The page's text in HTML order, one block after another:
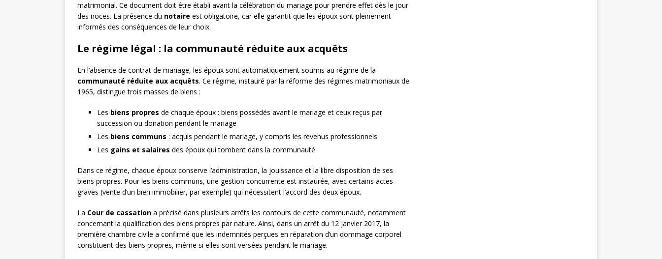
matrimonial. Ce document doit être établi avant la célébration du mariage pour prendre effet dès le jour
des noces. La présence du notaire est obligatoire, car elle garantit que les époux sont pleinement
informés des conséquences de leur choix.
Le régime légal : la communauté réduite aux acquêts
En l’absence de contrat de mariage, les époux sont automatiquement soumis au régime de la
communauté réduite aux acquêts. Ce régime, instauré par la réforme des régimes matrimoniaux de
1965, distingue trois masses de biens :
Les biens propres de chaque époux : biens possédés avant le mariage et ceux reçus par
succession ou donation pendant le mariage
Les biens communs : acquis pendant le mariage, y compris les revenus professionnels
Les gains et salaires des époux qui tombent dans la communauté
Dans ce régime, chaque époux conserve l’administration, la jouissance et la libre disposition de ses
biens propres. Pour les biens communs, une gestion concurrente est instaurée, avec certains actes
graves (vente d’un bien immobilier, par exemple) qui nécessitent l’accord des deux époux.
La Cour de cassation a précisé dans plusieurs arrêts les contours de cette communauté, notamment
concernant la qualification des biens propres par nature. Ainsi, dans un arrêt du 12 janvier 2017, la
première chambre civile a confirmé que les indemnités perçues en réparation d’un dommage corporel
constituent des biens propres, même si elles sont versées pendant le mariage.